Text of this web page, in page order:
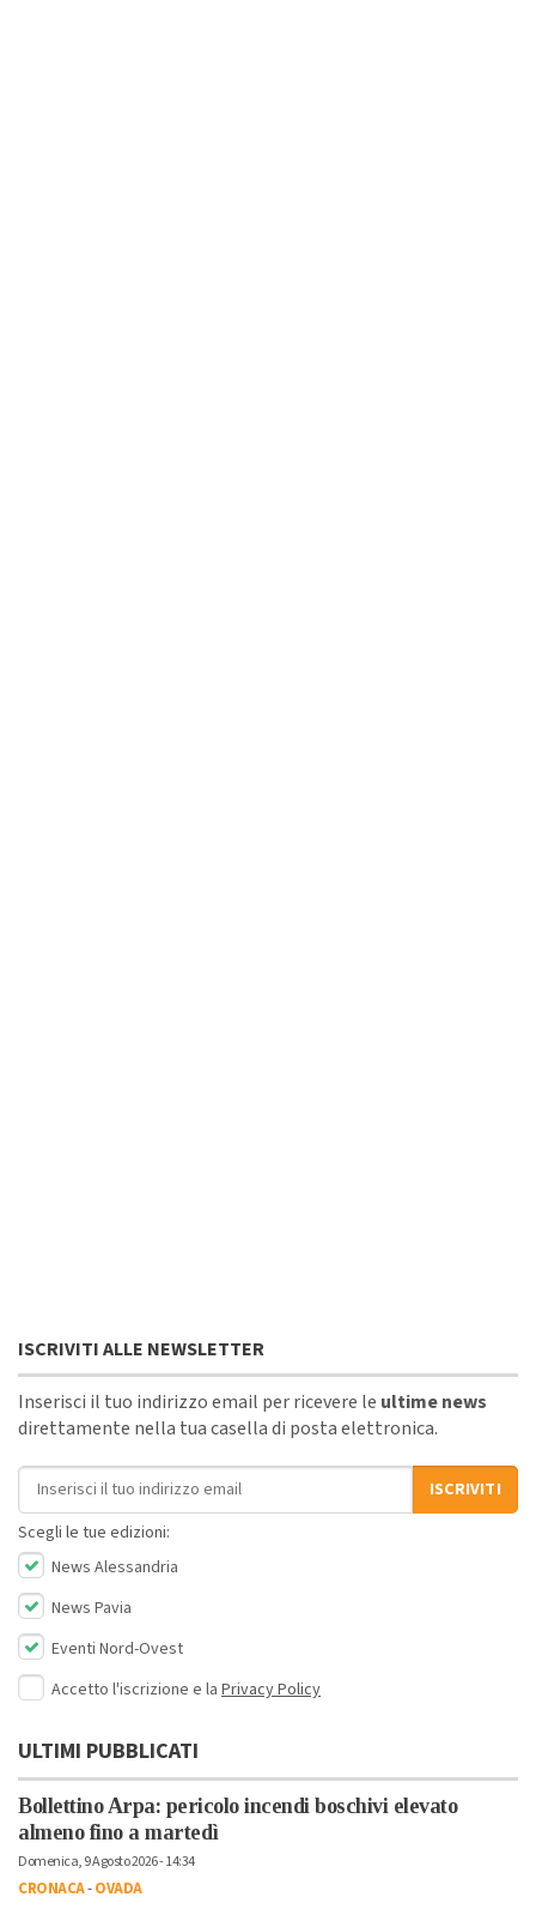
ISCRIVITI ALLE NEWSLETTER
Inserisci il tuo indirizzo email per ricevere le ultime news
direttamente nella tua casella di posta elettronica.
Indirizzo email
ISCRIVITI
Scegli le tue edizioni:
News Alessandria
News Pavia
Eventi Nord-Ovest
Accetto l'iscrizione e la Privacy Policy
ULTIMI PUBBLICATI
Bollettino Arpa: pericolo incendi boschivi elevato
almeno fino a martedì
Domenica, 9 Agosto 2026 - 14:34
CRONACA-OVADA